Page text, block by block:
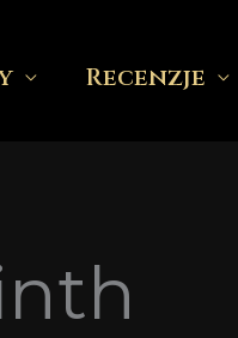
Recenzje